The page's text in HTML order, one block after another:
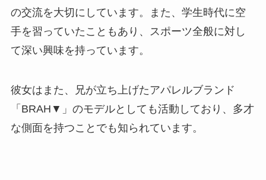
の交流を大切にしています。また、学生時代に空
手を習っていたこともあり、スポーツ全般に対し
て深い興味を持っています。
彼女はまた、兄が立ち上げたアパレルブランド
「BRAH▼」のモデルとしても活動しており、多才
な側面を持つことでも知られています。